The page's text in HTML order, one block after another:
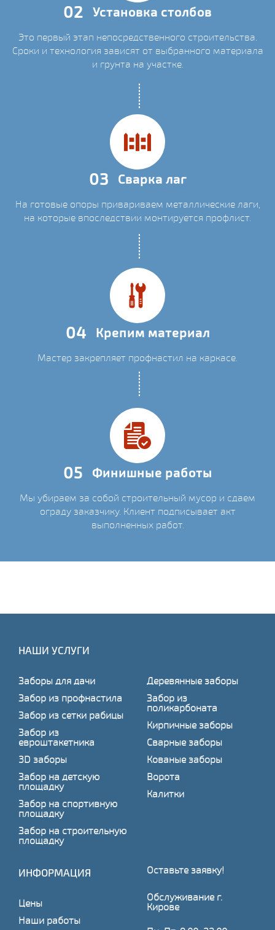
02 Установка столбов
Это первый этап непосредственного строительства.
Сроки и технология зависят от выбранного материала
и грунта на участке.
03 Сварка лаг
На готовые опоры привариваем металлические лаги,
на которые впоследствии монтируется профлист.
04 Крепим материал
Мастер закрепляет профнастил на каркасе.
05 Финишные работы
Мы убираем за собой строительный мусор и сдаем
ограду заказчику. Клиент подписывает акт
выполненных работ.
НАШИ УСЛУГИ
Заборы для дачи
Забор из профнастила
Забор из сетки рабицы
Забор из
евроштакетника
3D заборы
Забор на детскую
площадку
Забор на спортивную
площадку
Забор на строительную
площадку
Деревянные заборы
Забор из
поликарбоната
Кирпичные заборы
Сварные заборы
Кованые заборы
Ворота
Калитки
ИНФОРМАЦИЯ
Цены
Наши работы
Оставьте заявку!
Обслуживание г.
Кирове